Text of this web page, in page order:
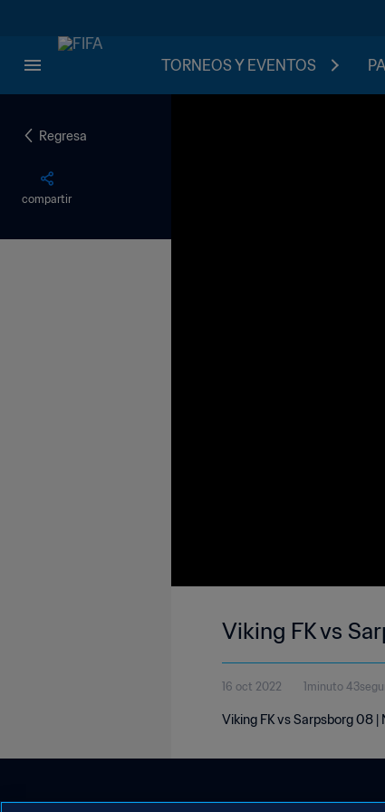
TORNEOS Y EVENTOS
Regresa
compartir
Viking FK vs
16 oct 2022 1minuto
Viking FK vs Sarpsborg 08 |